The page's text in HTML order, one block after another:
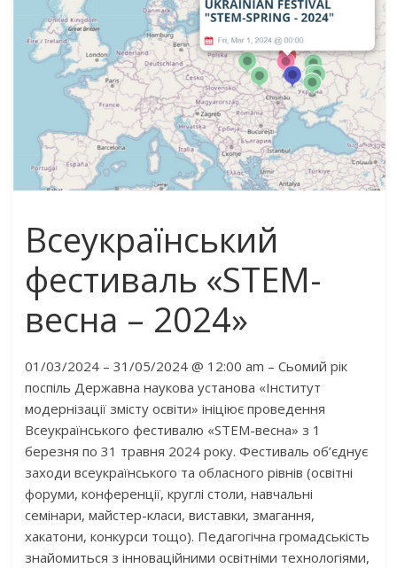
Всеукраїнський
фестиваль «STEM-
весна – 2024»
01/03/2024 – 31/05/2024 @ 12:00 am – Сьомий рік
поспіль Державна наукова установа «Інститут
модернізації змісту освіти» ініціює проведення
Всеукраїнського фестивалю «STEM-весна» з 1
березня по 31 травня 2024 року. Фестиваль об’єднує
заходи всеукраїнського та обласного рівнів (освітні
форуми, конференції, круглі столи, навчальні
семінари, майстер-класи, виставки, змагання,
хакатони, конкурси тощо). Педагогічна громадськість
знайомиться з інноваційними освітніми технологіями,